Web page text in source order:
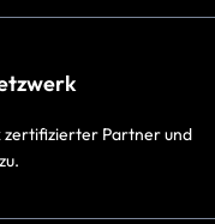
zertifizierter Partner und